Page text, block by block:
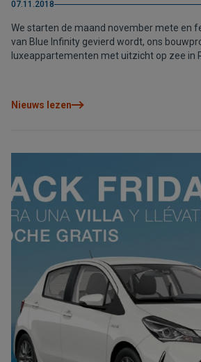
07.11.2018
We starten de maand november mete en
van Blue Infinity gevierd wordt, ons
luxeappartementen met uitzicht op zee in
vanuit de Blue Infinity appartementen zelf.
aanwezigen.
Nieuws lezen